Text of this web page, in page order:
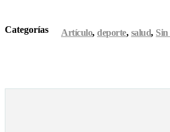
Categorías Artículo,deporte, salud,